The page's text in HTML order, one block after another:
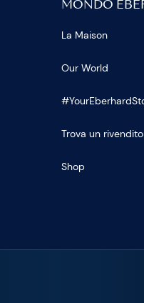
MONDO
La Maison
Our World
Trova un
Shop